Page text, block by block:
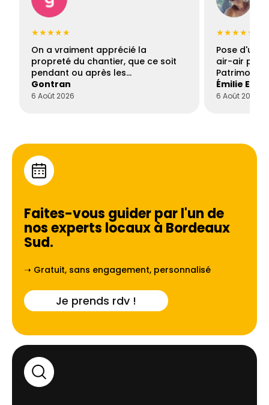
★★★★★
On a vraiment apprécié la
propreté du chantier, que ce soit
pendant ou après les…
Gontran
6 Août 2026
★★★★★
Pose d'une
air-air par
Patrimoine
Émilie
6 Août 2026
Faites-vous guider par l'un de
nos experts locaux à Bordeaux
Sud.
➝ Gratuit, sans engagement, personnalisé
Je prends rdv !